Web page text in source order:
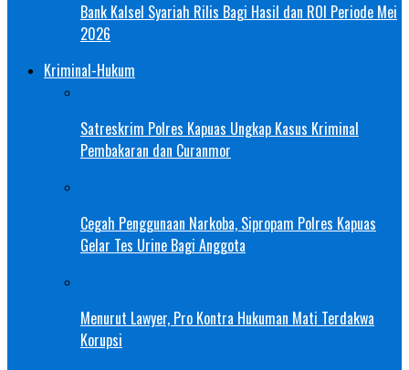
Bank Kalsel Syariah Rilis Bagi Hasil dan ROI Periode Mei
2026
Kriminal-Hukum
Satreskrim Polres Kapuas Ungkap Kasus Kriminal
Pembakaran dan Curanmor
Cegah Penggunaan Narkoba, Sipropam Polres Kapuas
Gelar Tes Urine Bagi Anggota
Menurut Lawyer, Pro Kontra Hukuman Mati Terdakwa
Korupsi